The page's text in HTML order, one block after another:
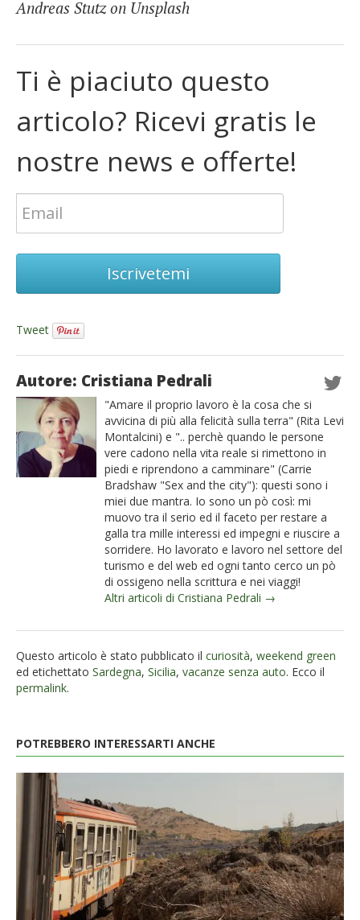
Andreas Stutz on Unsplash
Ti è piaciuto questo
articolo? Ricevi gratis le
nostre news e offerte!
Iscrivetemi
Tweet
Autore: Cristiana Pedrali
"Amare il proprio lavoro è la cosa che si
avvicina di più alla felicità sulla terra" (Rita Levi
Montalcini) e ".. perchè quando le persone
vere cadono nella vita reale si rimettono in
piedi e riprendono a camminare" (Carrie
Bradshaw "Sex and the city"): questi sono i
miei due mantra. Io sono un pò così: mi
muovo tra il serio ed il faceto per restare a
galla tra mille interessi ed impegni e riuscire a
sorridere. Ho lavorato e lavoro nel settore del
turismo e del web ed ogni tanto cerco un pò
di ossigeno nella scrittura e nei viaggi!
Altri articoli di Cristiana Pedrali →
Questo articolo è stato pubblicato il curiosità, weekend green
ed etichettato Sardegna, Sicilia, vacanze senza auto. Ecco il
permalink.
POTREBBERO INTERESSARTI ANCHE